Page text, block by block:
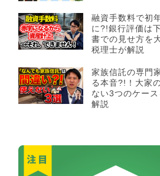
融資手数料で初
に?!銀行評価は
書での見せ方を
税理士が解説
家族信託の専門
る本音?!！大家
ない3つのケー
解説